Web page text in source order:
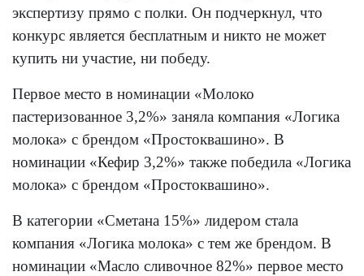
экспертизу прямо с полки. Он подчеркнул, что
конкурс является бесплатным и никто не может
купить ни участие, ни победу.
Первое место в номинации «Молоко
пастеризованное 3,2%» заняла компания «Логика
молока» с брендом «Простоквашино». В
номинации «Кефир 3,2%» также победила «Логика
молока» с брендом «Простоквашино».
В категории «Сметана 15%» лидером стала
компания «Логика молока» с тем же брендом. В
номинации «Масло сливочное 82%» первое место